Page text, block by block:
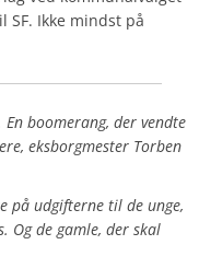
SF. Ikke mindst på
boomerang, der vendte
eksborgmester Torben
på udgifterne til de unge,
Og de gamle, der skal